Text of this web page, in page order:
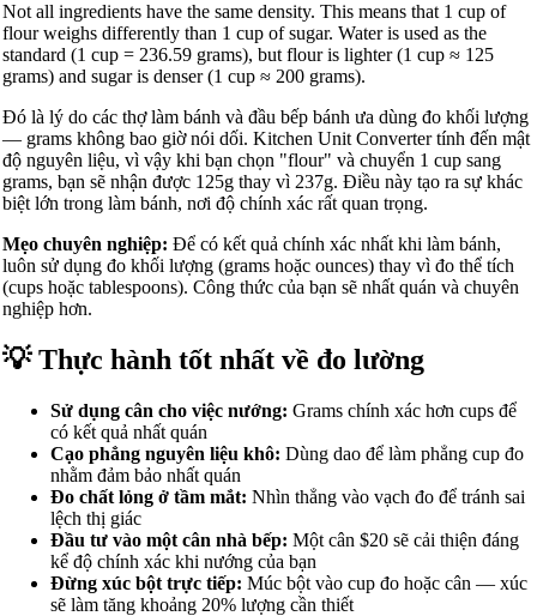
Not all ingredients have the same density. This means that 1 cup of
flour weighs differently than 1 cup of sugar. Water is used as the
standard (1 cup = 236.59 grams), but flour is lighter (1 cup ≈ 125
grams) and sugar is denser (1 cup ≈ 200 grams).
Đó là lý do các thợ làm bánh và đầu bếp bánh ưa dùng đo khối lượng
— grams không bao giờ nói dối. Kitchen Unit Converter tính đến mật
độ nguyên liệu, vì vậy khi bạn chọn "flour" và chuyển 1 cup sang
grams, bạn sẽ nhận được 125g thay vì 237g. Điều này tạo ra sự khác
biệt lớn trong làm bánh, nơi độ chính xác rất quan trọng.
Mẹo chuyên nghiệp: Để có kết quả chính xác nhất khi làm bánh,
luôn sử dụng đo khối lượng (grams hoặc ounces) thay vì đo thể tích
(cups hoặc tablespoons). Công thức của bạn sẽ nhất quán và chuyên
nghiệp hơn.
💡 Thực hành tốt nhất về đo lường
Sử dụng cân cho việc nướng: Grams chính xác hơn cups để
có kết quả nhất quán
Cạo phẳng nguyên liệu khô: Dùng dao để làm phẳng cup đo
nhằm đảm bảo nhất quán
Đo chất lỏng ở tầm mắt: Nhìn thẳng vào vạch đo để tránh sai
lệch thị giác
Đầu tư vào một cân nhà bếp: Một cân $20 sẽ cải thiện đáng
kể độ chính xác khi nướng của bạn
Đừng xúc bột trực tiếp: Múc bột vào cup đo hoặc cân — xúc
sẽ làm tăng khoảng 20% lượng cần thiết